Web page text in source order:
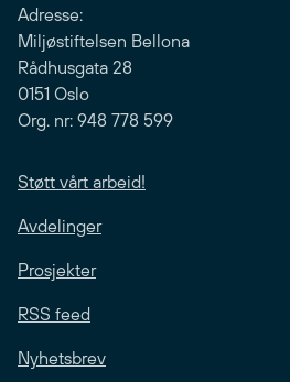
Adresse:
Miljøstiftelsen Bellona
Rådhusgata 28
0151 Oslo
Org. nr: 948 778 599
Støtt vårt arbeid!
Avdelinger
Prosjekter
RSS feed
Nyhetsbrev